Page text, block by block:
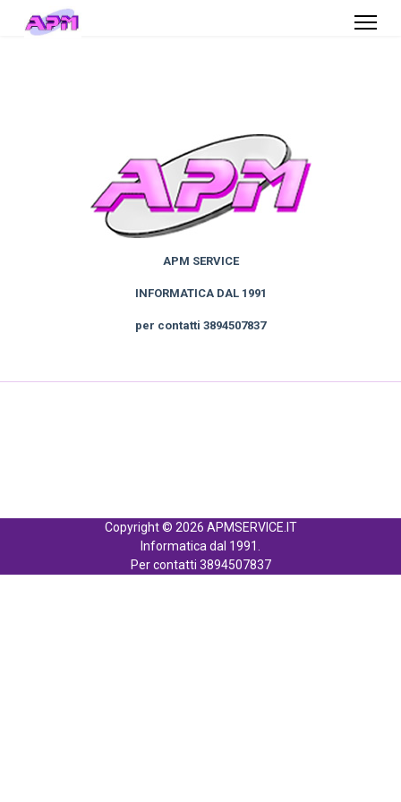
APM SERVICE
INFORMATICA DAL 1991
per contatti 3894507837
Copyright © 2026 APMSERVICE.IT
Informatica dal 1991.
Per contatti 3894507837